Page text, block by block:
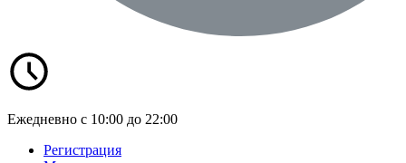
Ежедневно с 10:00 до 22:00
Регистрация